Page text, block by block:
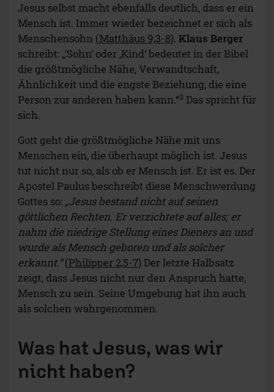
Jesus selbst macht ebenfalls deutlich, dass er ein
Mensch ist. Immer wieder bezeichnet er sich als
Menschensohn (Matthäus 9,3-8). Klaus Berger
schreibt: „‘Sohn‘ oder ‚Kind‘ bedeutet in der Bibel
die größtmögliche Nähe, Verwandtschaft,
Ähnlichkeit und die engste Beziehung, die eine
Person zur anderen haben kann.“3 Das spricht für
sich.
Gott geht die größtmögliche Nähe mit uns
Menschen ein, die überhaupt möglich ist. Jesus
tut nicht nur so, als ob er Mensch ist. Er ist es. Der
Apostel Paulus beschreibt diese Menschwerdung
Gottes so: „Jesus bestand nicht auf seinen
göttlichen Rechten. Er verzichtete auf alles; er
nahm die niedrige Stellung eines Dieners an und
wurde als Mensch geboren und als solcher
erkannt.“(Philipper 2,5-7) Der letzte Halbsatz
zeigt, dass Jesus nicht nur den Anspruch hatte,
Mensch zu sein. Seine Umgebung hat ihn auch
als solchen wahrgenommen.
Was hat Jesus, was wir
nicht haben?